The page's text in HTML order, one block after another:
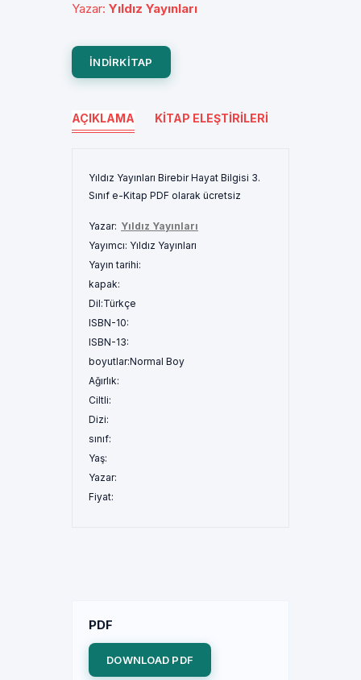
Yazar: Yıldız Yayınları
INDIRKITAP
AÇIKLAMA KITAP ELEŞTIRILERI
Yıldız Yayınları Birebir Hayat Bilgisi 3.
Sınıf e-Kitap PDF olarak ücretsiz
Yazar: Yıldız Yayınları
Yayımcı: Yıldız Yayınları
Yayın tarihi:
kapak:
Dil:Türkçe
ISBN-10:
ISBN-13:
boyutlar:Normal Boy
Ağırlık:
Ciltli:
Dizi:
sınıf:
Yaş:
Yazar:
Fiyat:
PDF
DOWNLOAD PDF